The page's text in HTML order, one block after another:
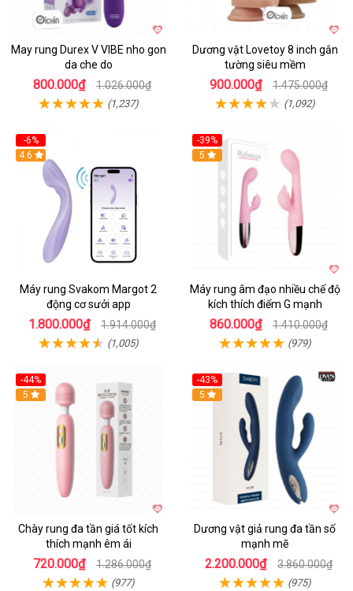
May rung Durex V VIBE nho gon
da che do
800.000₫ 1.026.000₫
(1,237)
Dương vật Lovetoy 8 inch gắn
tường siêu mềm
900.000₫ 1.475.000₫
(1,092)
-6%
4.6
Máy rung Svakom Margot 2
động cơ sưởi app
1.800.000₫ 1.914.000₫
(1,005)
-39%
Hot
5
Máy rung âm đạo nhiều chế độ
kích thích điểm G mạnh
860.000₫ 1.410.000₫
(979)
-44%
Hot
5
Chày rung đa tần giá tốt kích
thích mạnh êm ái
720.000₫ 1.286.000₫
(977)
-43%
Hot
5
Dương vật giả rung đa tần số
mạnh mẽ
2.200.000₫ 3.860.000₫
(975)